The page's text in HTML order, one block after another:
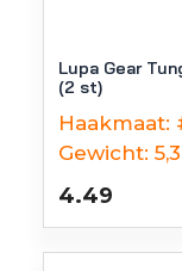
Lupa Gear
(2 st)
Haakmaat:
Gewicht:
4.49